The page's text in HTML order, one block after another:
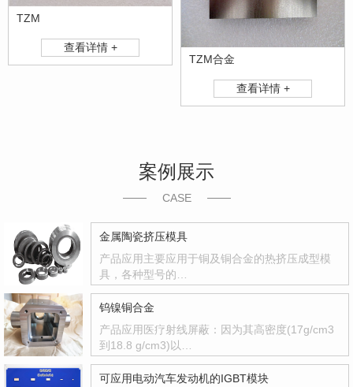
TZM
查看详情 +
TZM合金
查看详情 +
案例展示
CASE
金属陶瓷挤压模具
产品应用主要应用于铜及铜合金的热挤压成型模
具，各种型号的…
钨镍铜合金
产品应用医疗射线屏蔽：因为其高密度(17g/cm3
到18.8 g/cm3)以…
可应用电动汽车发动机的IGBT模块